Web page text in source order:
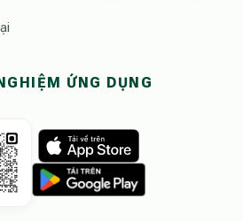
ỨNG DỤNG